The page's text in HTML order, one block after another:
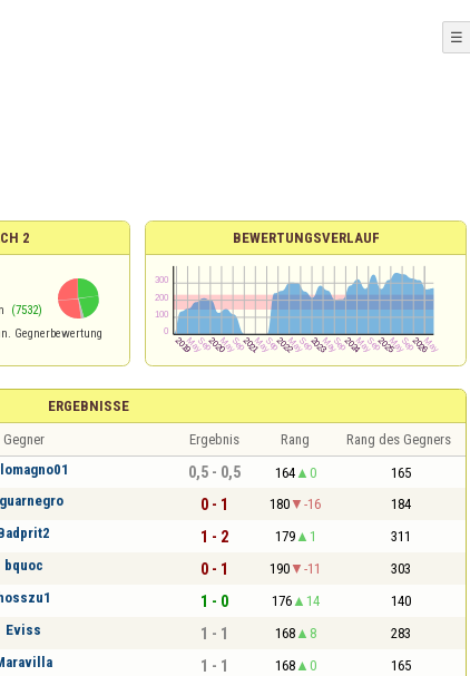
☰
2
(7532)
Gegnerbewertung
BEWERTUNGSVERLAUF
ERGEBNISSE
Gegner Ergebnis Rang Rang des Gegners
0,5 - 0,5 164 0 165
0 - 1 180 -16 184
1 - 2 179 1 311
bquoc 0 - 1 190 -11 303
1 - 0 176 14 140
Eviss 1 - 1 168 8 283
1 - 1 168 0 165